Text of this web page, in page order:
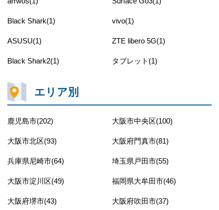
Black Shark(1) vivo(1)
ASUSU(1) ZTE libero 5G(1)
Black Shark2(1) タブレット(1)
エリア別
鹿児島市(202) 大阪市中央区(100)
大阪市北区(93) 大阪府門真市(81)
兵庫県尼崎市(64) 埼玉県戸田市(55)
大阪市淀川区(49) 福岡県大牟田市(46)
大阪府堺市(43) 大阪府吹田市(37)